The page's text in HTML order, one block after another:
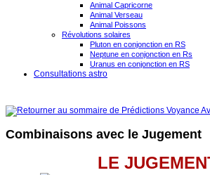
Animal Capricorne
Animal Verseau
Animal Poissons
Révolutions solaires
Pluton en conjonction en RS
Neptune en conjonction en Rs
Uranus en conjonction en RS
Consultations astro
Combinaisons avec le Jugement
LE